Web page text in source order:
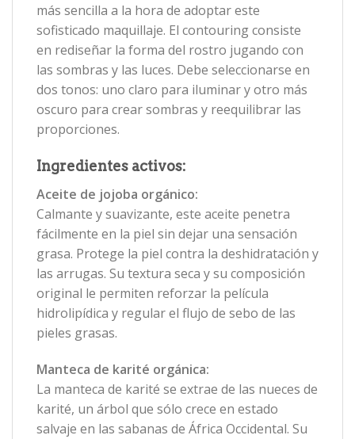
más sencilla a la hora de adoptar este
sofisticado maquillaje. El contouring consiste
en rediseñar la forma del rostro jugando con
las sombras y las luces. Debe seleccionarse en
dos tonos: uno claro para iluminar y otro más
oscuro para crear sombras y reequilibrar las
proporciones.
Ingredientes activos:
Aceite de jojoba orgánico:
Calmante y suavizante, este aceite penetra
fácilmente en la piel sin dejar una sensación
grasa. Protege la piel contra la deshidratación y
las arrugas. Su textura seca y su composición
original le permiten reforzar la película
hidrolipídica y regular el flujo de sebo de las
pieles grasas.
Manteca de karité orgánica:
La manteca de karité se extrae de las nueces de
karité, un árbol que sólo crece en estado
salvaje en las sabanas de África Occidental. Su